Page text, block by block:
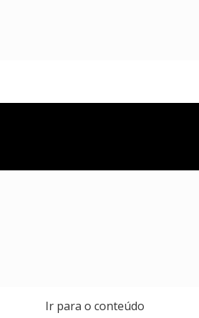
Ir para o conteúdo